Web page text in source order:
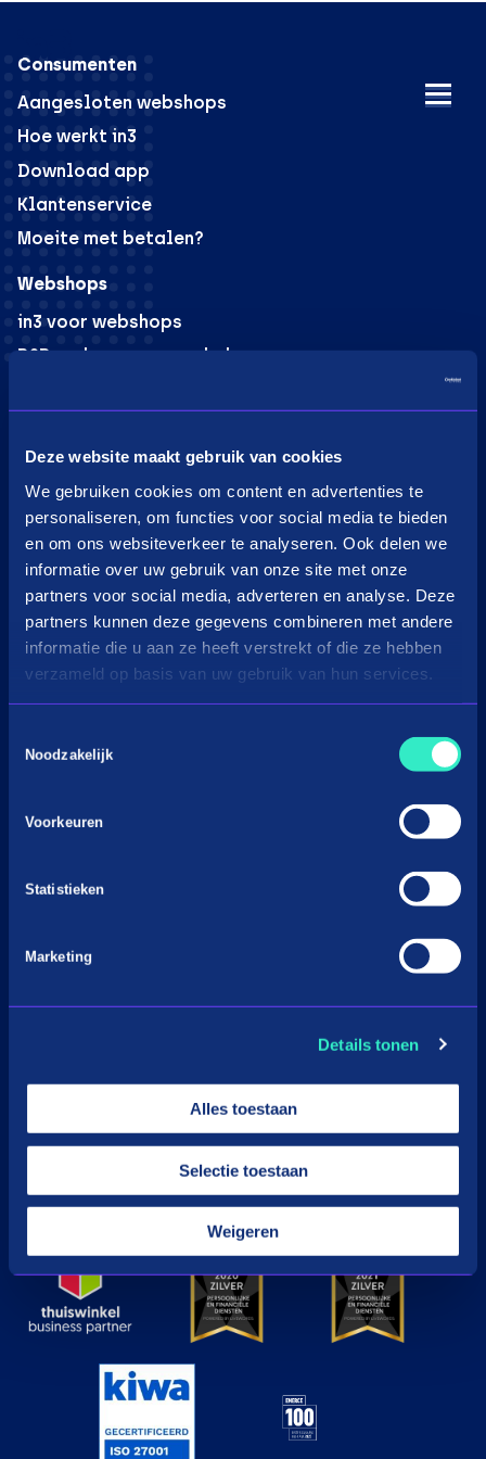
Deze website maakt gebruik van cookies
We gebruiken cookies om content en advertenties te
personaliseren, om functies voor social media te bieden
en om ons websiteverkeer te analyseren. Ook delen we
informatie over uw gebruik van onze site met onze
partners voor social media, adverteren en analyse. Deze
partners kunnen deze gegevens combineren met andere
informatie die u aan ze heeft verstrekt of die ze hebben
verzameld op basis van uw gebruik van hun services.
Noodzakelijk
Voorkeuren
Statistieken
Marketing
Details tonen
Alles toestaan
Selectie toestaan
Weigeren
Consumenten
Aangesloten webshops
Hoe werkt in3
Download app
Klantenservice
Moeite met betalen?
Webshops
in3 voor webshops
B2B verkoop voor webshops
Marketing materiaal
in3 omzetcalculator
Merchant support
Over Payin3
Over in3
Vacatures
Nieuws & Media
Voorwaarden
Privacyverklaringen
Cookiebeleid
Google Play Apple
© in3 - 2026 All rights reserverd